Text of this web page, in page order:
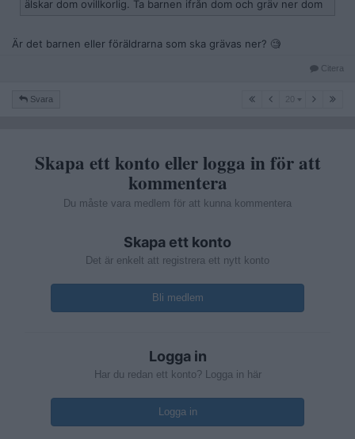
älskar dom ovillkorlig. Ta barnen ifrån dom och gräv ner dom
Är det barnen eller föräldrarna som ska grävas ner? 🧐
Citera
Svara 20 20
Skapa ett konto eller logga in för att
kommentera
Du måste vara medlem för att kunna kommentera
Skapa ett konto
Det är enkelt att registrera ett nytt konto
Bli medlem
Logga in
Har du redan ett konto? Logga in här
Logga in